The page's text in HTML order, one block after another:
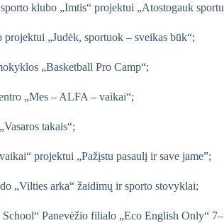
klubo „Imtis“ projektui „Atostogauk
„Judėk, sportuok – sveikas būk“;
„Basketball Pro Camp“;
„Mes – ALFA – vaikai“;
takais“;
projektui „Pažįstu pasaulį ir save jame”;
„Vilties arka“ žaidimų ir sporto stovyklai;
Panevėžio filialo „Eco English Only“